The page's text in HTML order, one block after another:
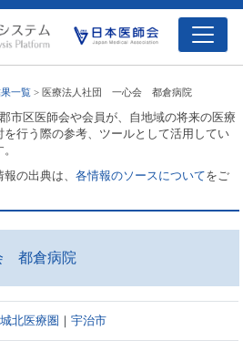
一覧 > 医療法人社団 一心会 都倉病院
市区医師会や会員が、自地域の将来の医療
行う際の参考、ツールとして活用してい
報の出典は、各情報のソースについてをご
都倉病院
北医療圏 ｜宇治市